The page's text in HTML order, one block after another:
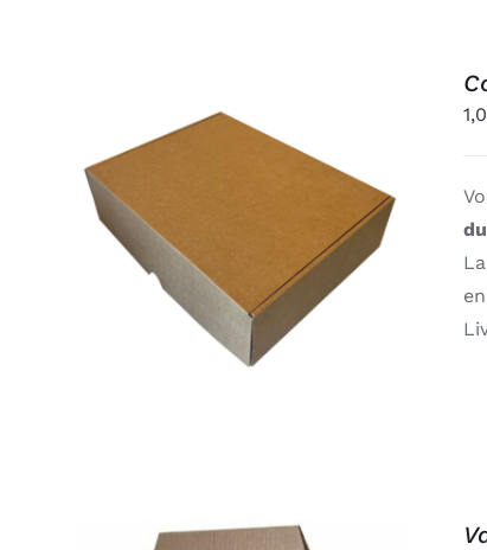
AJOUTER AU PANIER